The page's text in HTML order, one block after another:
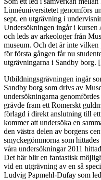
Linnéuniversitetet genomförs
sept, en utgrävning i
Undersökningen ingår i
och leds av arkeologer från
museum. Och det är inte vilken
för första gången får nu
utgrävningarna i Sandby borg.
Utbildningsgrävningen ingår
Sandby borg som drivs av
undersökningarna
grävde fram ett Romerskt
förlagd i direkt anslutning till
kommer att undersöka en
den västra delen av borgens
smyckegömmorna som
våra undersökningar 2011
Det här blir en fantastisk
vid en utgrävning av en så
Ludvig Papmehl-Dufay som